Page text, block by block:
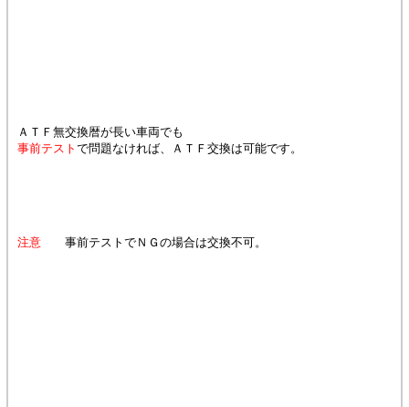
ＡＴＦ無交換暦が長い車両でも
事前テスト で問題なければ、ＡＴＦ交換は可能です。
注意事前テストでＮＧの場合は交換不可。